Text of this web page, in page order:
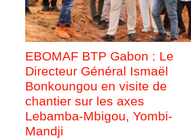
EBOMAF BTP Gabon : Le
Directeur Général Ismaël
Bonkoungou en visite de
chantier sur les axes
Lebamba-Mbigou, Yombi-
Mandji